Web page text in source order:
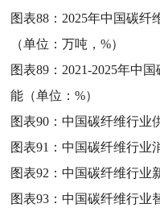
图表88： 2025年中国碳纤
（单位：万吨，%）
图表89： 2021-2025年中
能（单位：%）
图表90：中国碳纤维行业
图表91：中国碳纤维行业
图表92：中国碳纤维行业
图表93：中国碳纤维行业